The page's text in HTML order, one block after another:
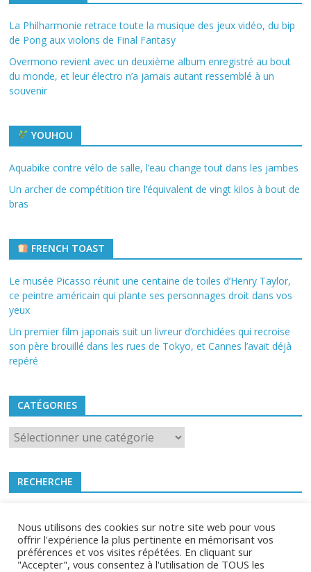
La Philharmonie retrace toute la musique des jeux vidéo, du bip
de Pong aux violons de Final Fantasy
Overmono revient avec un deuxième album enregistré au bout
du monde, et leur électro n’a jamais autant ressemblé à un
souvenir
YOUHOU
Aquabike contre vélo de salle, l’eau change tout dans les jambes
Un archer de compétition tire l’équivalent de vingt kilos à bout de
bras
FRENCH TOAST
Le musée Picasso réunit une centaine de toiles d’Henry Taylor,
ce peintre américain qui plante ses personnages droit dans vos
yeux
Un premier film japonais suit un livreur d’orchidées qui recroise
son père brouillé dans les rues de Tokyo, et Cannes l’avait déjà
repéré
CATÉGORIES
Catégories
RECHERCHE